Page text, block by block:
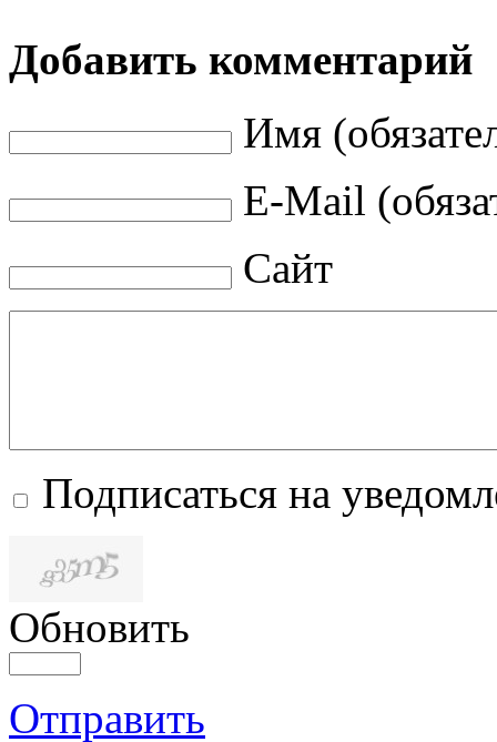
Добавить комментарий
Имя
E-Mail
Сайт
Подписаться на
Обновить
Отправить